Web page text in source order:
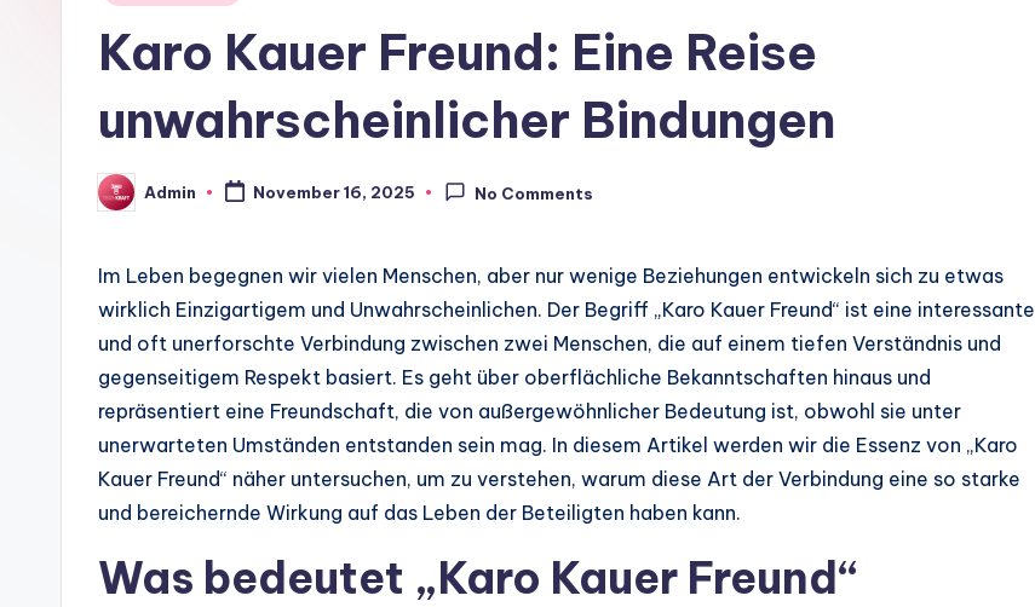
Karo Kauer Freund: Eine Reise
unwahrscheinlicher Bindungen
Posted
by
Admin November 16, 2025 No Comments
Im Leben begegnen wir vielen Menschen, aber nur wenige Beziehungen entwickeln sich zu etwas
wirklich Einzigartigem und Unwahrscheinlichen. Der Begriff „Karo Kauer Freund“ ist eine interessante
und oft unerforschte Verbindung zwischen zwei Menschen, die auf einem tiefen Verständnis und
gegenseitigem Respekt basiert. Es geht über oberflächliche Bekanntschaften hinaus und
repräsentiert eine Freundschaft, die von außergewöhnlicher Bedeutung ist, obwohl sie unter
unerwarteten Umständen entstanden sein mag. In diesem Artikel werden wir die Essenz von „Karo
Kauer Freund“ näher untersuchen, um zu verstehen, warum diese Art der Verbindung eine so starke
und bereichernde Wirkung auf das Leben der Beteiligten haben kann.
Was bedeutet „Karo Kauer Freund“